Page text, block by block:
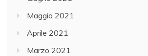
Maggio 2021
Aprile 2021
Marzo 2021